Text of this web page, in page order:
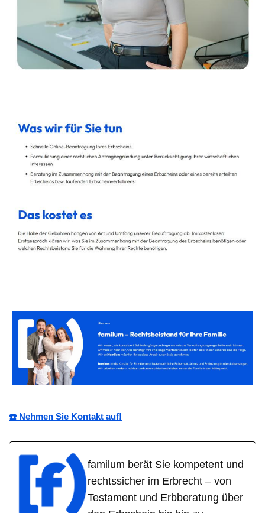
☎️ Nehmen Sie Kontakt auf!
familum berät Sie kompetent und
rechtssicher im Erbrecht – von
Testament und Erbberatung über